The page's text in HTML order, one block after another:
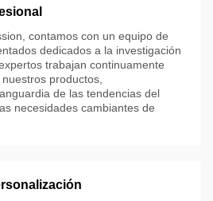
contamos con un equipo de
dedicados a la investigación
trabajan continuamente
productos,
de las tendencias del
necesidades cambiantes de